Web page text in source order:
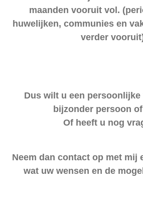
maanden vooruit vol.
huwelijken, communies en
verder
Dus wilt u een
bijzonder persoon
Of heeft u nog
Neem dan contact op met mij
wat uw wensen en de